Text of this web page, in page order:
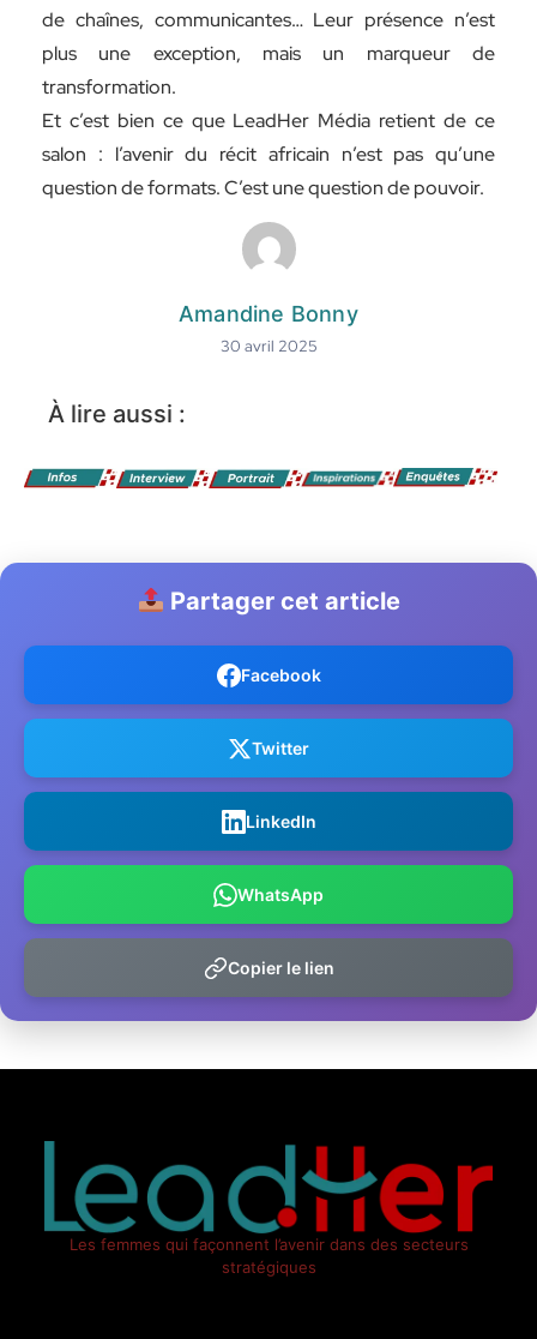
de chaînes, communicantes… Leur présence n’est
plus une exception, mais un marqueur de
transformation.
Et c’est bien ce que LeadHer Média retient de ce
salon : l’avenir du récit africain n’est pas qu’une
question de formats. C’est une question de pouvoir.
Amandine Bonny
30 avril 2025
À lire aussi :
Partager cet article
Facebook
Twitter
LinkedIn
WhatsApp
Copier le lien
Les femmes qui façonnent l’avenir dans des secteurs
stratégiques